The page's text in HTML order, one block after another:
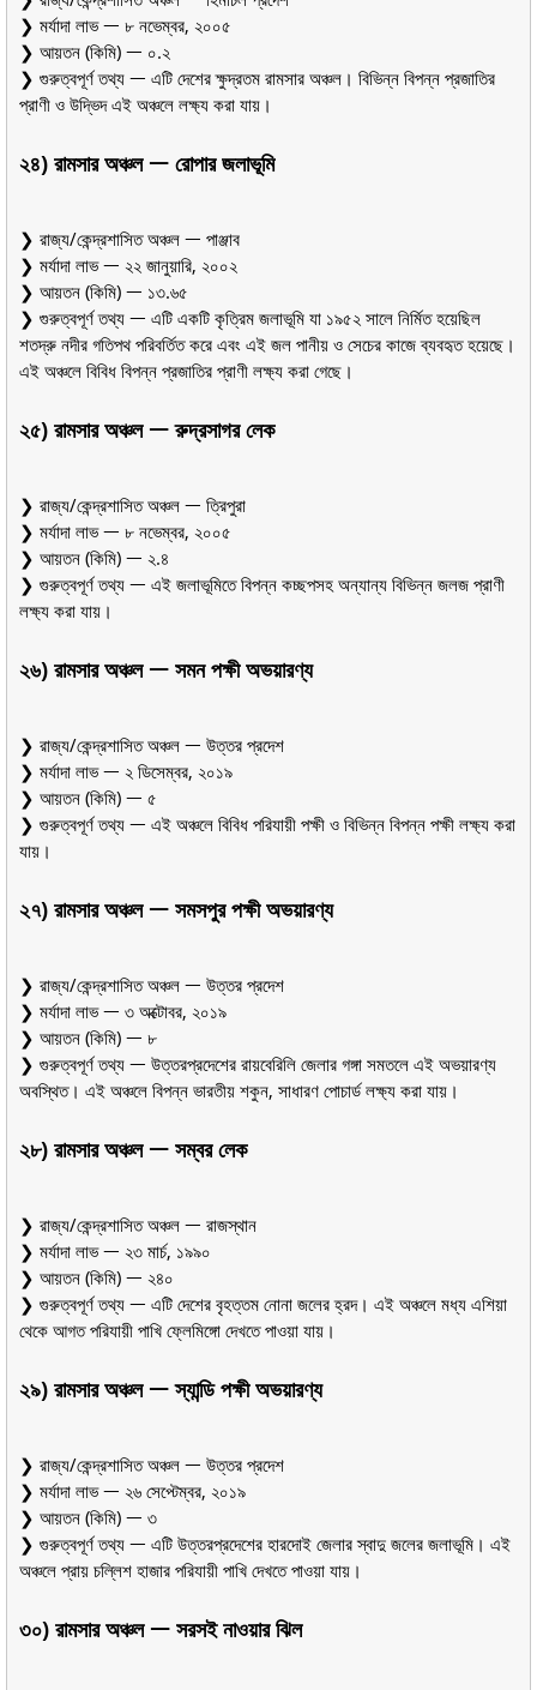
❯ মর্যাদা লাভ ᅳ ৮ নভেম্বর, ২০০৫
❯ আয়তন (কিমি) ᅳ ০.২
❯ গুরুত্বপূর্ণ তথ্য ᅳ এটি দেশের ক্ষুদ্রতম রামসার অঞ্চল। বিভিন্ন বিপন্ন প্রজাতির
প্রাণী ও উদ্ভিদ এই অঞ্চলে লক্ষ্য করা যায়।
২৪) রামসার অঞ্চল ᅳ রোপার জলাভূমি
❯ রাজ্য/কেন্দ্রশাসিত অঞ্চল ᅳ পাঞ্জাব
❯ মর্যাদা লাভ ᅳ ২২ জানুয়ারি, ২০০২
❯ আয়তন (কিমি) ᅳ ১৩.৬৫
❯ গুরুত্বপূর্ণ তথ্য ᅳ এটি একটি কৃত্রিম জলাভূমি যা ১৯৫২ সালে নির্মিত হয়েছিল
শতদ্রু নদীর গতিপথ পরিবর্তিত করে এবং এই জল পানীয় ও সেচের কাজে ব্যবহৃত হয়েছে।
এই অঞ্চলে বিবিধ বিপন্ন প্রজাতির প্রাণী লক্ষ্য করা গেছে।
২৫) রামসার অঞ্চল ᅳ রুদ্রসাগর লেক
❯ রাজ্য/কেন্দ্রশাসিত অঞ্চল ᅳ ত্রিপুরা
❯ মর্যাদা লাভ ᅳ ৮ নভেম্বর, ২০০৫
❯ আয়তন (কিমি) ᅳ ২.৪
❯ গুরুত্বপূর্ণ তথ্য ᅳ এই জলাভূমিতে বিপন্ন কচ্ছপসহ অন্যান্য বিভিন্ন জলজ প্রাণী
লক্ষ্য করা যায়।
২৬) রামসার অঞ্চল ᅳ সমন পক্ষী অভয়ারণ্য
❯ রাজ্য/কেন্দ্রশাসিত অঞ্চল ᅳ উত্তর প্রদেশ
❯ মর্যাদা লাভ ᅳ ২ ডিসেম্বর, ২০১৯
❯ আয়তন (কিমি) ᅳ ৫
❯ গুরুত্বপূর্ণ তথ্য ᅳ এই অঞ্চলে বিবিধ পরিযায়ী পক্ষী ও বিভিন্ন বিপন্ন পক্ষী লক্ষ্য করা
যায়।
২৭) রামসার অঞ্চল ᅳ সমসপুর পক্ষী অভয়ারণ্য
❯ রাজ্য/কেন্দ্রশাসিত অঞ্চল ᅳ উত্তর প্রদেশ
❯ মর্যাদা লাভ ᅳ ৩ অক্টোবর, ২০১৯
❯ আয়তন (কিমি) ᅳ ৮
❯ গুরুত্বপূর্ণ তথ্য ᅳ উত্তরপ্রদেশের রায়বেরিলি জেলার গঙ্গা সমতলে এই অভয়ারণ্য
অবস্থিত। এই অঞ্চলে বিপন্ন ভারতীয় শকুন, সাধারণ পোচার্ড লক্ষ্য করা যায়।
২৮) রামসার অঞ্চল ᅳ সম্বর লেক
❯ রাজ্য/কেন্দ্রশাসিত অঞ্চল ᅳ রাজস্থান
❯ মর্যাদা লাভ ᅳ ২৩ মার্চ, ১৯৯০
❯ আয়তন (কিমি) ᅳ ২৪০
❯ গুরুত্বপূর্ণ তথ্য ᅳ এটি দেশের বৃহত্তম নোনা জলের হ্রদ। এই অঞ্চলে মধ্য এশিয়া
থেকে আগত পরিযায়ী পাখি ফ্লেমিঙ্গো দেখতে পাওয়া যায়।
২৯) রামসার অঞ্চল ᅳ স্যান্ডি পক্ষী অভয়ারণ্য
❯ রাজ্য/কেন্দ্রশাসিত অঞ্চল ᅳ উত্তর প্রদেশ
❯ মর্যাদা লাভ ᅳ ২৬ সেপ্টেম্বর, ২০১৯
❯ আয়তন (কিমি) ᅳ ৩
❯ গুরুত্বপূর্ণ তথ্য ᅳ এটি উত্তরপ্রদেশের হারদোই জেলার স্বাদু জলের জলাভূমি। এই
অঞ্চলে প্রায় চল্লিশ হাজার পরিযায়ী পাখি দেখতে পাওয়া যায়।
৩০) রামসার অঞ্চল ᅳ সরসই নাওয়ার ঝিল